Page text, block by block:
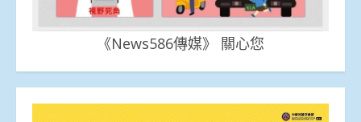
《News586傳媒》 關心您